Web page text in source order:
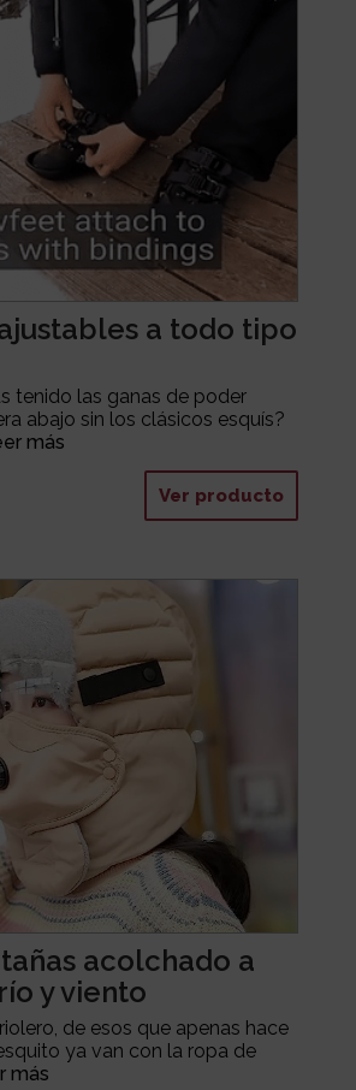
a todo tipo
tenido las ganas de poder
abajo sin los clásicos esquís?
más
Ver producto
acolchado a
y viento
de esos que apenas hace
ya van con la ropa de
más